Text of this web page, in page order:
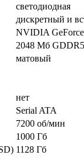
светодиодная
дискретный и
NVIDIA
2048 Мб GDDR5
матовый
нет
Serial ATA
7200 об/мин
1000 Гб
1128 Гб